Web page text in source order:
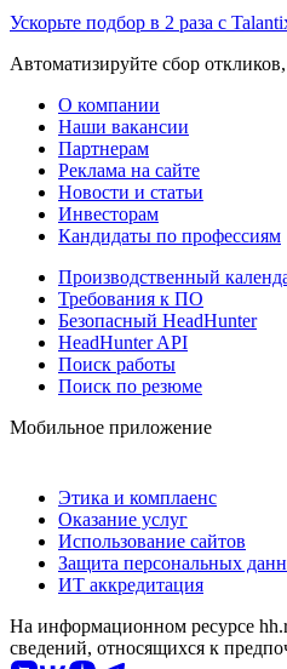
Ускорьте подбор в 2 раза с
Автоматизируйте сбор
О компании
Наши вакансии
Партнерам
Реклама на сайте
Новости и статьи
Инвесторам
Кандидаты по профессиям
Производственный
Требования к ПО
Безопасный HeadHunter
HeadHunter API
Поиск работы
Поиск по резюме
Мобильное приложение
Этика и комплаенс
Оказание услуг
Использование сайтов
Защита персональных
ИТ аккредитация
На информационном ресурсе
сведений, относящихся к